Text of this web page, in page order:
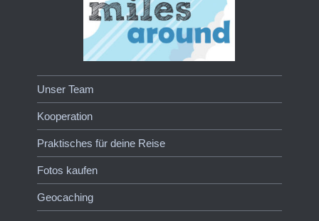
Unser Team
Kooperation
Praktisches für deine Reise
Fotos kaufen
Geocaching